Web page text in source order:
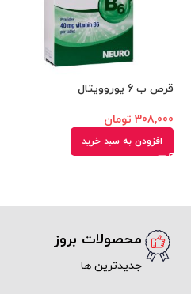
قرص ب 6 یوروویتال
308,000 تومان
افزودن به سبد خرید
محصولات بروز
جدیدترین ها